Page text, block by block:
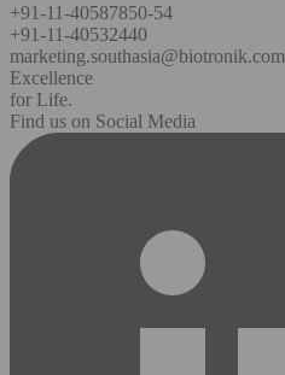
+91-11-40587850-54
+91-11-40532440
marketing.southasia@biotronik.com
Excellence
for Life.
Find us on Social Media